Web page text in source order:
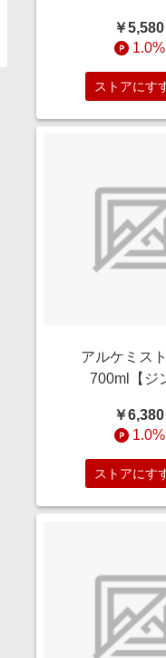
2019 200ml【
貴腐･アイスワ
￥5,580
1.0%
ストアにす
アルケミス
700ml【ジ
￥6,380
1.0%
ストアにす